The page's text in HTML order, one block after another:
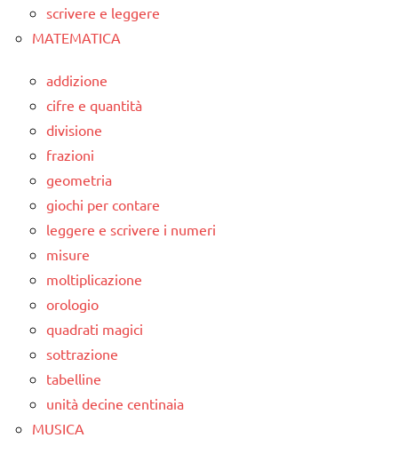
scrivere e leggere
MATEMATICA
addizione
cifre e quantità
divisione
frazioni
geometria
giochi per contare
leggere e scrivere i numeri
misure
moltiplicazione
orologio
quadrati magici
sottrazione
tabelline
unità decine centinaia
MUSICA